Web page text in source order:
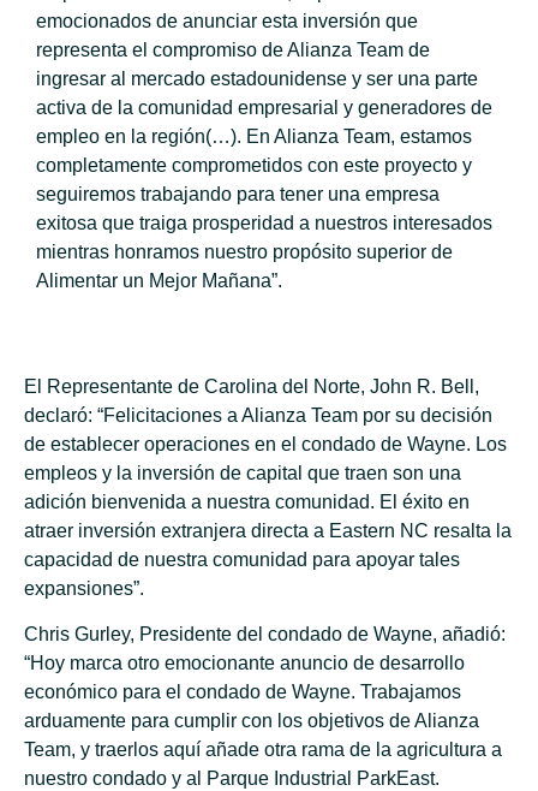
emocionados de anunciar esta inversión que
representa el compromiso de Alianza Team de
ingresar al mercado estadounidense y ser una parte
activa de la comunidad empresarial y generadores de
empleo en la región(…). En Alianza Team, estamos
completamente comprometidos con este proyecto y
seguiremos trabajando para tener una empresa
exitosa que traiga prosperidad a nuestros interesados
mientras honramos nuestro propósito superior de
Alimentar un Mejor Mañana”.
El Representante de Carolina del Norte, John R. Bell,
declaró: “Felicitaciones a Alianza Team por su decisión
de establecer operaciones en el condado de Wayne. Los
empleos y la inversión de capital que traen son una
adición bienvenida a nuestra comunidad. El éxito en
atraer inversión extranjera directa a Eastern NC resalta la
capacidad de nuestra comunidad para apoyar tales
expansiones”.
Chris Gurley, Presidente del condado de Wayne, añadió:
“Hoy marca otro emocionante anuncio de desarrollo
económico para el condado de Wayne. Trabajamos
arduamente para cumplir con los objetivos de Alianza
Team, y traerlos aquí añade otra rama de la agricultura a
nuestro condado y al Parque Industrial ParkEast.